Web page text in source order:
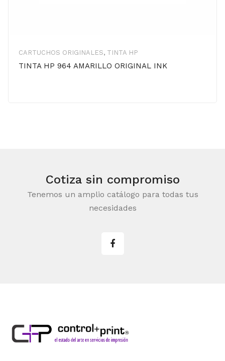
CARTUCHOS ORIGINALES, TINTA HP
TINTA HP 964 AMARILLO ORIGINAL INK
Cotiza sin compromiso
Tenemos un amplio catálogo para todas tus
necesidades